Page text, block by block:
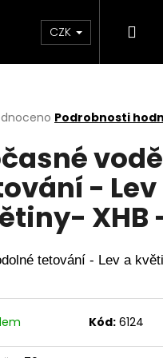
CZK
Podrobnosti
- Lev
XHB
tetování - Lev a
Kód: 6124